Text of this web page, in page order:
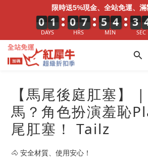
【馬尾後庭肛塞】
馬？角色扮演羞恥
尾肛塞！ Tailz
🐴 安全材質、使用安心！
限時送5%現金、全站免運、
0
0
0 1
1
1
DAYS
0
0
0 7
7
7
HRS
5
5
5 4
4
4
MIN
3
4
3
SEC